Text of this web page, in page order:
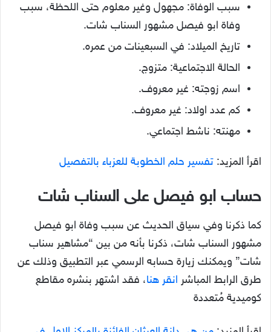
سبب الوفاة: مجهول وغير معلوم حتى اللحظة، سبب
وفاة ابو فيصل مشهور السناب شات.
تاريخ الميلاد: في السبعينات من عمره.
الحالة الاجتماعية: متزوج.
اسم زوجته: غير معروف.
كم عدد اولاد: غير معروف.
مهنته: ناشط اجتماعي.
اقرأ المزيد: تفسير حلم الخطوبة للعزباء بالتفصيل
حساب ابو فيصل على السناب شات
كما ذكرنا وفي سياق الحديث عن سبب وفاة ابو فيصل
مشهور السناب شات، ذكرنا بأنه من بين “مشاهير سناب
شات” ويمكنك زيارة حسابه الرسمي عبر التطبيق وذلك عن
طرق الرابط المباشر انقر هنا، فقد اشتهر بنشره مقاطع
كوميدية مُتعددة